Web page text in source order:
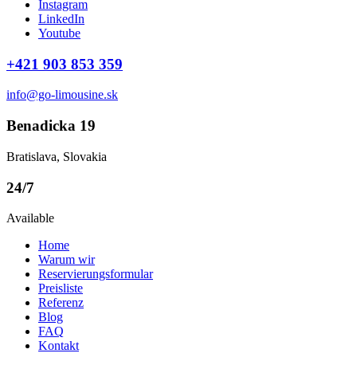
Instagram
LinkedIn
Youtube
+421 903 853 359
info@go-limousine.sk
Benadicka 19
Bratislava, Slovakia
24/7
Available
Home
Warum wir
Reservierungsformular
Preisliste
Referenz
Blog
FAQ
Kontakt